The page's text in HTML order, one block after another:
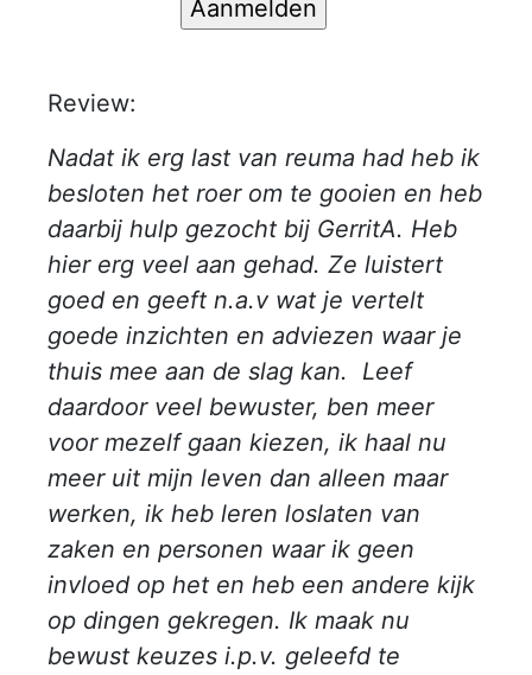
Review:
Nadat ik erg last van reuma had heb ik
besloten het roer om te gooien en heb
daarbij hulp gezocht bij GerritA. Heb
hier erg veel aan gehad. Ze luistert
goed en geeft n.a.v wat je vertelt
goede inzichten en adviezen waar je
thuis mee aan de slag kan. Leef
daardoor veel bewuster, ben meer
voor mezelf gaan kiezen, ik haal nu
meer uit mijn leven dan alleen maar
werken, ik heb leren loslaten van
zaken en personen waar ik geen
invloed op het en heb een andere kijk
op dingen gekregen. Ik maak nu
bewust keuzes i.p.v. geleefd te